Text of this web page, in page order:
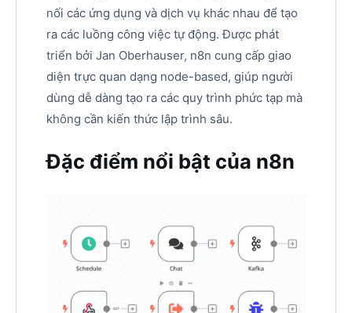
nối các ứng dụng và dịch vụ khác nhau để tạo
ra các luồng công việc tự động. Được phát
triển bởi Jan Oberhauser, n8n cung cấp giao
diện trực quan dạng node-based, giúp người
dùng dễ dàng tạo ra các quy trình phức tạp mà
không cần kiến thức lập trình sâu.
Đặc điểm nổi bật của n8n